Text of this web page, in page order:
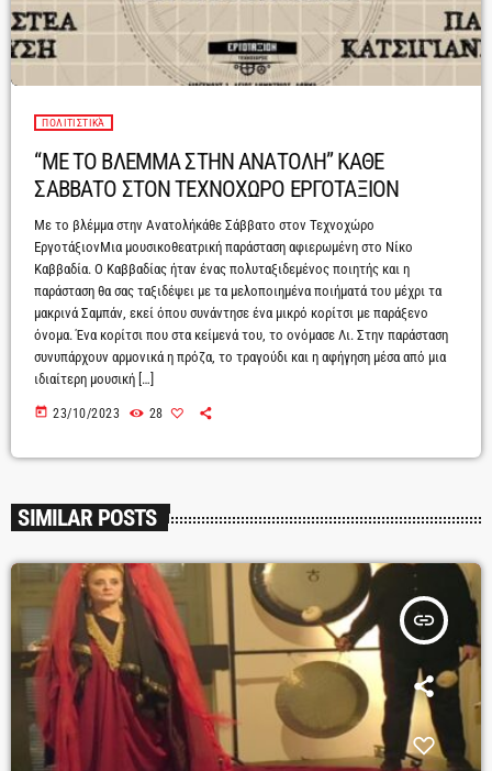
ΠΟΛΙΤΙΣΤΙΚΆ
“ΜΕ ΤΟ ΒΛΕΜΜΑ ΣΤΗΝ ΑΝΑΤΟΛΗ” ΚΑΘΕ
ΣΑΒΒΑΤΟ ΣΤΟΝ ΤΕΧΝΟΧΩΡΟ ΕΡΓΟΤΑΞΙΟΝ
Με το βλέμμα στην Ανατολήκάθε Σάββατο στον Τεχνοχώρο
ΕργοτάξιονΜια μουσικοθεατρική παράσταση αφιερωμένη στο Νίκο
Καββαδία. Ο Καββαδίας ήταν ένας πολυταξιδεμένος ποιητής και η
παράσταση θα σας ταξιδέψει με τα μελοποιημένα ποιήματά του μέχρι τα
μακρινά Σαμπάν, εκεί όπου συνάντησε ένα μικρό κορίτσι με παράξενο
όνομα. Ένα κορίτσι που στα κείμενά του, το ονόμασε Λι. Στην παράσταση
συνυπάρχουν αρμονικά η πρόζα, το τραγούδι και η αφήγηση μέσα από μια
ιδιαίτερη μουσική […]
today 23/10/2023 28
SIMILAR POSTS
insert_link